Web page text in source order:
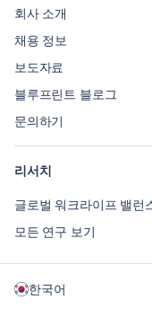
회사 소개
채용 정보
보도자료
블루프린트 블로그
문의하기
리서치
글로벌 워크라이프 밸런
모든 연구 보기
한국어